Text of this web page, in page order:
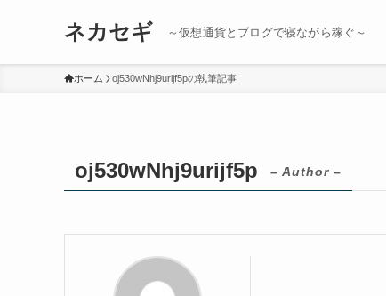
ネカセギ ～仮想通貨とブログで寝ながら稼ぐ～
ホーム oj530wNhj9urijf5pの執筆記事
oj530wNhj9urijf5p – Author –